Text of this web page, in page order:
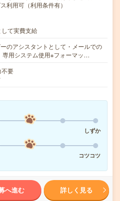
利用可（利用条件有）
て実費支給
のアシスタントとして・メールでの
専用システム使用※フォーマッ…
不要
しずか
コツコツ
へ進む 詳しく見る